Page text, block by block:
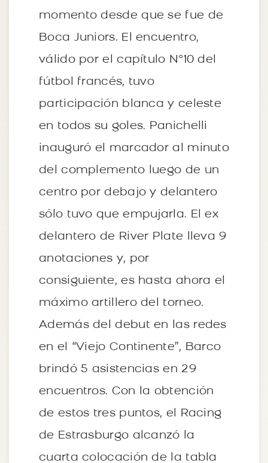
momento desde que se fue de
Boca Juniors. El encuentro,
válido por el capítulo N°10 del
fútbol francés, tuvo
participación blanca y celeste
en todos su goles. Panichelli
inauguró el marcador al minuto
del complemento luego de un
centro por debajo y delantero
sólo tuvo que empujarla. El ex
delantero de River Plate lleva 9
anotaciones y, por
consiguiente, es hasta ahora el
máximo artillero del torneo.
Además del debut en las redes
en el “Viejo Continente”, Barco
brindó 5 asistencias en 29
encuentros. Con la obtención
de estos tres puntos, el Racing
de Estrasburgo alcanzó la
cuarta colocación de la tabla